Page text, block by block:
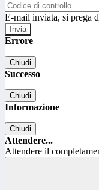
E-mail inviata, si prega
Errore
Chiudi
Successo
Chiudi
Informazione
Chiudi
Attendere...
Attendere il